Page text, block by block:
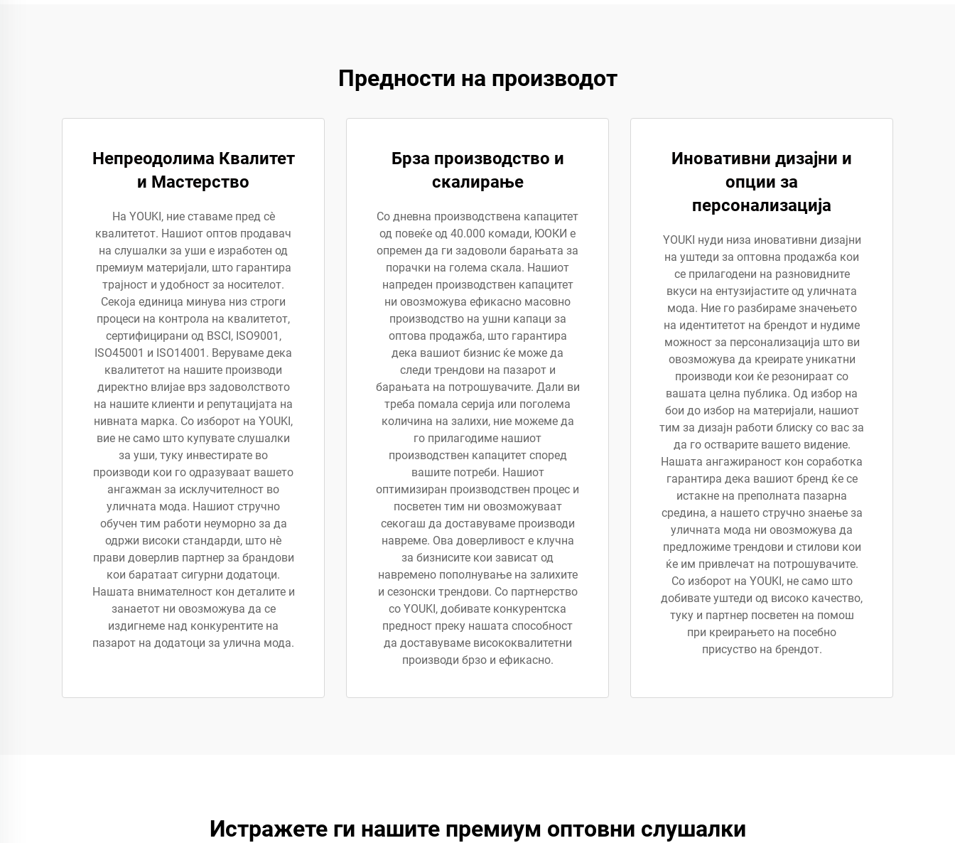
Предности на производот
Непреодолима Квалитет
и Мастерство
На YOUKI, ние ставаме пред сè
квалитетот. Нашиот оптов продавач
на слушалки за уши е изработен од
премиум материјали, што гарантира
трајност и удобност за носителот.
Секоја единица минува низ строги
процеси на контрола на квалитетот,
сертифицирани од BSCI, ISO9001,
ISO45001 и ISO14001. Веруваме дека
квалитетот на нашите производи
директно влијае врз задоволството
на нашите клиенти и репутацијата на
нивната марка. Со изборот на YOUKI,
вие не само што купувате слушалки
за уши, туку инвестирате во
производи кои го одразуваат вашето
ангажман за исклучителност во
уличната мода. Нашиот стручно
обучен тим работи неуморно за да
одржи високи стандарди, што нè
прави доверлив партнер за брандови
кои баратаат сигурни додатоци.
Нашата внимателност кон деталите и
занаетот ни овозможува да се
издигнеме над конкурентите на
пазарот на додатоци за улична мода.
Брза производство и
скалирање
Со дневна производствена капацитет
од повеќе од 40.000 комади, ЮОКИ е
опремен да ги задоволи барањата за
порачки на голема скала. Нашиот
напреден производствен капацитет
ни овозможува ефикасно масовно
производство на ушни капаци за
оптова продажба, што гарантира
дека вашиот бизнис ќе може да
следи трендови на пазарот и
барањата на потрошувачите. Дали ви
треба помала серија или поголема
количина на залихи, ние можеме да
го прилагодиме нашиот
производствен капацитет според
вашите потреби. Нашиот
оптимизиран производствен процес и
посветен тим ни овозможуваат
секогаш да доставуваме производи
навреме. Ова доверливост е клучна
за бизнисите кои зависат од
навремено пополнување на залихите
и сезонски трендови. Со партнерство
со YOUKI, добивате конкурентска
предност преку нашата способност
да доставуваме висококвалитетни
производи брзо и ефикасно.
Иновативни дизајни и
опции за
персонализација
YOUKI нуди низа иновативни дизајни
на уштеди за оптовна продажба кои
се прилагодени на разновидните
вкуси на ентузијастите од уличната
мода. Ние го разбираме значењето
на идентитетот на брендот и нудиме
можност за персонализација што ви
овозможува да креирате уникатни
производи кои ќе резонираат со
вашата целна публика. Од избор на
бои до избор на материјали, нашиот
тим за дизајн работи блиску со вас за
да го остварите вашето видение.
Нашата ангажираност кон соработка
гарантира дека вашиот бренд ќе се
истакне на преполната пазарна
средина, а нашето стручно знаење за
уличната мода ни овозможува да
предложиме трендови и стилови кои
ќе им привлечат на потрошувачите.
Со изборот на YOUKI, не само што
добивате уштеди од високо качество,
туку и партнер посветен на помош
при креирањето на посебно
присуство на брендот.
Истражете ги нашите премиум оптовни слушалки